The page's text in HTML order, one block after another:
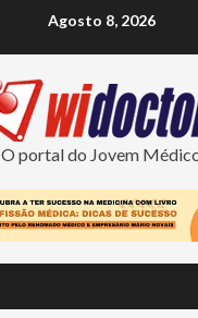
Agosto 8, 2026
O portal do Jovem